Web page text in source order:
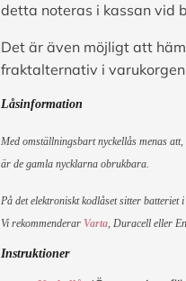
detta noteras i kassan vid
Det är även möjligt att
fraktalternativ i
Låsinformation
Med omställningsbart nyckellås menas
är de gamla nycklarna obrukbara.
På det elektroniskt kodlåset sitter batteriet
Vi rekommenderar Varta, Duracell eller
Instruktioner